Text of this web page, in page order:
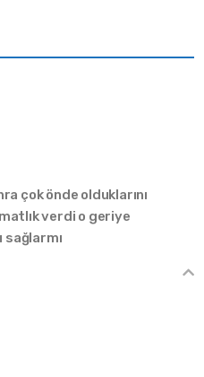
çok önde olduklarını
verdi o geriye
sağlarmı